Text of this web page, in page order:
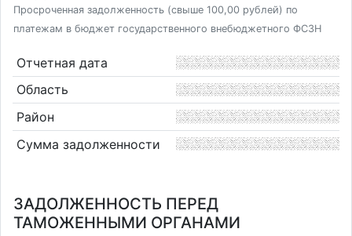
Просроченная задолженность (свыше 100,00 рублей) по
платежам в бюджет государственного внебюджетного ФСЗН
Отчетная дата
Область
Район
Сумма задолженности
ЗАДОЛЖЕННОСТЬ ПЕРЕД
ТАМОЖЕННЫМИ ОРГАНАМИ